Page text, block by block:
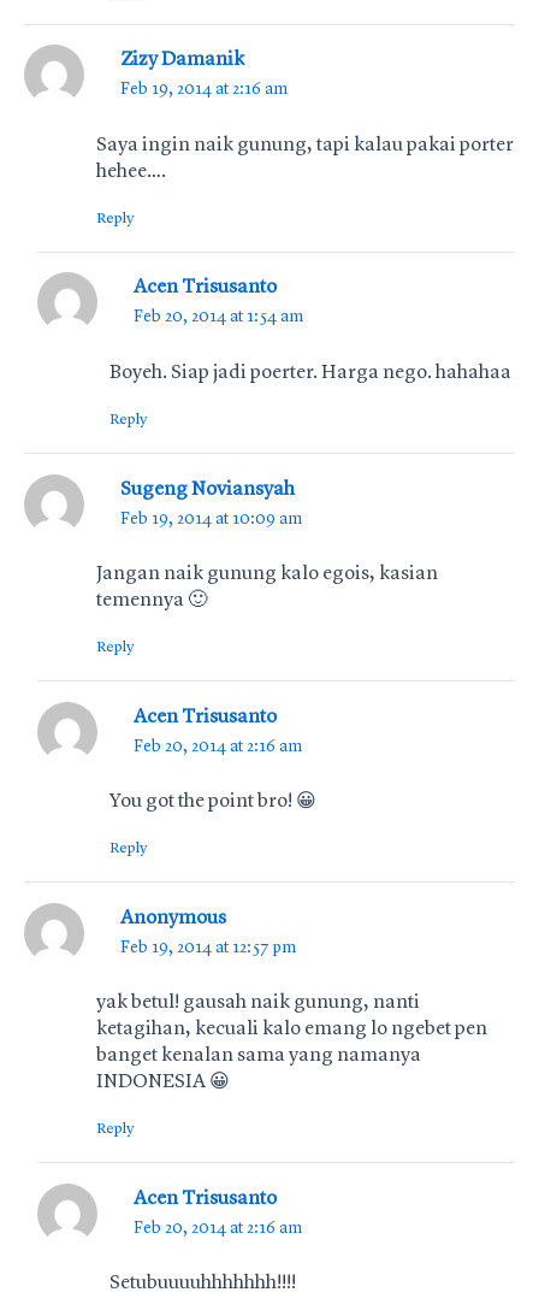
Zizy Damanik
Feb 19, 2014 at 2:16 am
Saya ingin naik gunung, tapi kalau pakai porter
hehee….
Reply
Acen Trisusanto
Feb 20, 2014 at 1:54 am
Boyeh. Siap jadi poerter. Harga nego. hahahaa
Reply
Sugeng Noviansyah
Feb 19, 2014 at 10:09 am
Jangan naik gunung kalo egois, kasian
temennya 🙂
Reply
Acen Trisusanto
Feb 20, 2014 at 2:16 am
You got the point bro! 😀
Reply
Anonymous
Feb 19, 2014 at 12:57 pm
yak betul! gausah naik gunung, nanti
ketagihan, kecuali kalo emang lo ngebet pen
banget kenalan sama yang namanya
INDONESIA 😀
Reply
Acen Trisusanto
Feb 20, 2014 at 2:16 am
Setubuuuuhhhhhhh!!!!